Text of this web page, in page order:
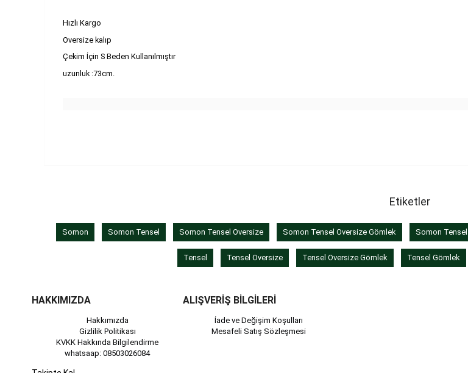
Hızlı Kargo
Oversize kalıp
Çekim İçin S Beden Kullanılmıştır
uzunluk :73cm.
Etiketler
Somon Somon Tensel Somon Tensel Oversize Somon Tensel Oversize Gömlek Somon
Tensel Tensel Oversize Tensel Oversize Gömlek Tensel Gömlek
HAKKIMIZDA
Hakkımızda
Gizlilik Politikası
KVKK Hakkında Bilgilendirme
whatsaap: 08503026084
ALIŞVERİŞ BİLGİLERİ
İade ve Değişim Koşulları
Mesafeli Satış Sözleşmesi